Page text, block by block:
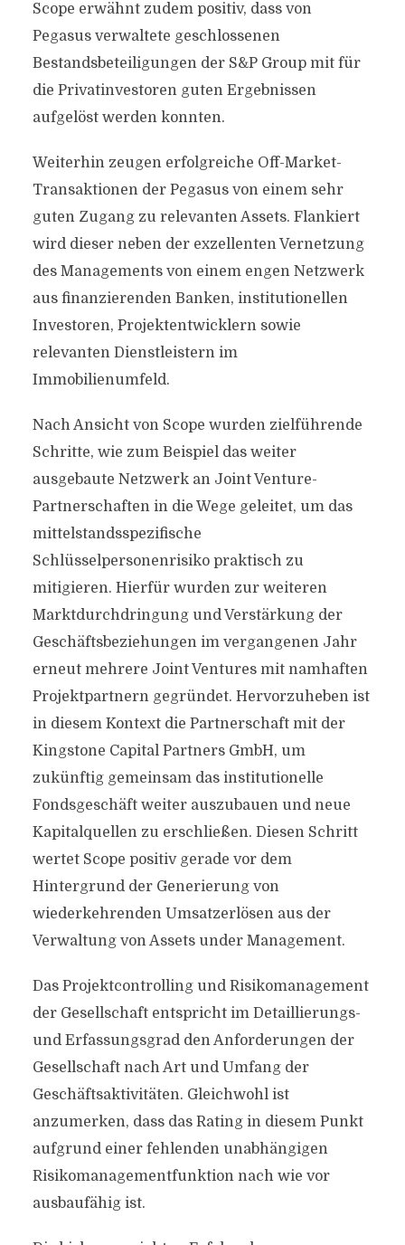
Scope erwähnt zudem positiv, dass von
Pegasus verwaltete geschlossenen
Bestandsbeteiligungen der S&P Group mit für
die Privatinvestoren guten Ergebnissen
aufgelöst werden konnten.
Weiterhin zeugen erfolgreiche Off-Market-
Transaktionen der Pegasus von einem sehr
guten Zugang zu relevanten Assets. Flankiert
wird dieser neben der exzellenten Vernetzung
des Managements von einem engen Netzwerk
aus finanzierenden Banken, institutionellen
Investoren, Projektentwicklern sowie
relevanten Dienstleistern im
Immobilienumfeld.
Nach Ansicht von Scope wurden zielführende
Schritte, wie zum Beispiel das weiter
ausgebaute Netzwerk an Joint Venture-
Partnerschaften in die Wege geleitet, um das
mittelstandsspezifische
Schlüsselpersonenrisiko praktisch zu
mitigieren. Hierfür wurden zur weiteren
Marktdurchdringung und Verstärkung der
Geschäftsbeziehungen im vergangenen Jahr
erneut mehrere Joint Ventures mit namhaften
Projektpartnern gegründet. Hervorzuheben ist
in diesem Kontext die Partnerschaft mit der
Kingstone Capital Partners GmbH, um
zukünftig gemeinsam das institutionelle
Fondsgeschäft weiter auszubauen und neue
Kapitalquellen zu erschließen. Diesen Schritt
wertet Scope positiv gerade vor dem
Hintergrund der Generierung von
wiederkehrenden Umsatzerlösen aus der
Verwaltung von Assets under Management.
Das Projektcontrolling und Risikomanagement
der Gesellschaft entspricht im Detaillierungs-
und Erfassungsgrad den Anforderungen der
Gesellschaft nach Art und Umfang der
Geschäftsaktivitäten. Gleichwohl ist
anzumerken, dass das Rating in diesem Punkt
aufgrund einer fehlenden unabhängigen
Risikomanagementfunktion nach wie vor
ausbaufähig ist.